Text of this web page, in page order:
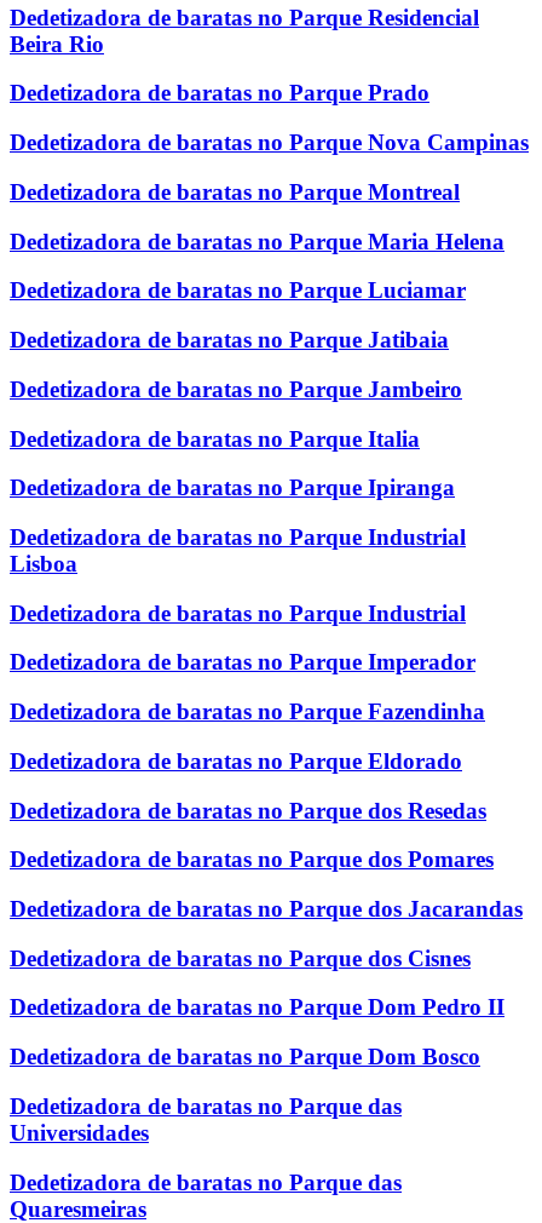
Dedetizadora de baratas no Parque Residencial
Beira Rio
Dedetizadora de baratas no Parque Prado
Dedetizadora de baratas no Parque Nova Campinas
Dedetizadora de baratas no Parque Montreal
Dedetizadora de baratas no Parque Maria Helena
Dedetizadora de baratas no Parque Luciamar
Dedetizadora de baratas no Parque Jatibaia
Dedetizadora de baratas no Parque Jambeiro
Dedetizadora de baratas no Parque Italia
Dedetizadora de baratas no Parque Ipiranga
Dedetizadora de baratas no Parque Industrial
Lisboa
Dedetizadora de baratas no Parque Industrial
Dedetizadora de baratas no Parque Imperador
Dedetizadora de baratas no Parque Fazendinha
Dedetizadora de baratas no Parque Eldorado
Dedetizadora de baratas no Parque dos Resedas
Dedetizadora de baratas no Parque dos Pomares
Dedetizadora de baratas no Parque dos Jacarandas
Dedetizadora de baratas no Parque dos Cisnes
Dedetizadora de baratas no Parque Dom Pedro II
Dedetizadora de baratas no Parque Dom Bosco
Dedetizadora de baratas no Parque das
Universidades
Dedetizadora de baratas no Parque das
Quaresmeiras